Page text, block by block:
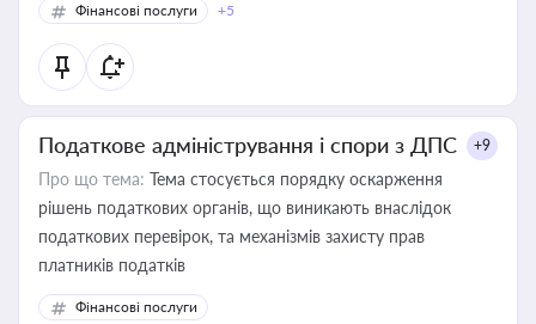
Фінансові послуги
+5
Податкове адміністрування і спори з ДПС +9
Про що тема: Тема стосується порядку оскарження
рішень податкових органів, що виникають внаслідок
податкових перевірок, та механізмів захисту прав
платників податків
Фінансові послуги